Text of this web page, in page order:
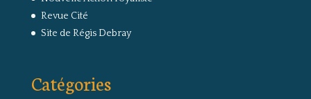
Revue Cité
Site de Régis Debray
Catégories